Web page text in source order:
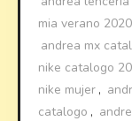
mia verano 2020
andrea mx
nike catalogo
nike mujer ,
catalogo ,